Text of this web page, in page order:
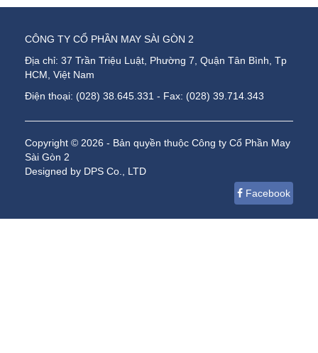
CÔNG TY CỔ PHẦN MAY SÀI GÒN 2
Địa chỉ: 37 Trần Triệu Luật, Phường 7, Quận Tân Bình, Tp
HCM, Việt Nam
Điện thoại: (028) 38.645.331 - Fax: (028) 39.714.343
Copyright © 2026 - Bản quyền thuộc Công ty Cổ Phần May
Sài Gòn 2
Designed by DPS Co., LTD
Facebook